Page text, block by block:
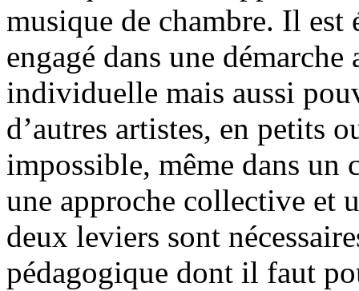
musique de chambre. Il
engagé dans une
individuelle mais aussi
d’autres artistes, en petits
impossible, même dans un
une approche collective et
deux leviers sont
pédagogique dont il faut